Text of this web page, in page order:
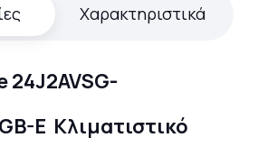
Χαρακτηριστικά
24J2AVSG-
E Κλιματιστικό